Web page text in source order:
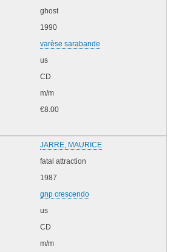
ghost
1990
varèse sarabande
us
CD
m/m
€8.00
JARRE, MAURICE
fatal attraction
1987
gnp crescendo
us
CD
m/m